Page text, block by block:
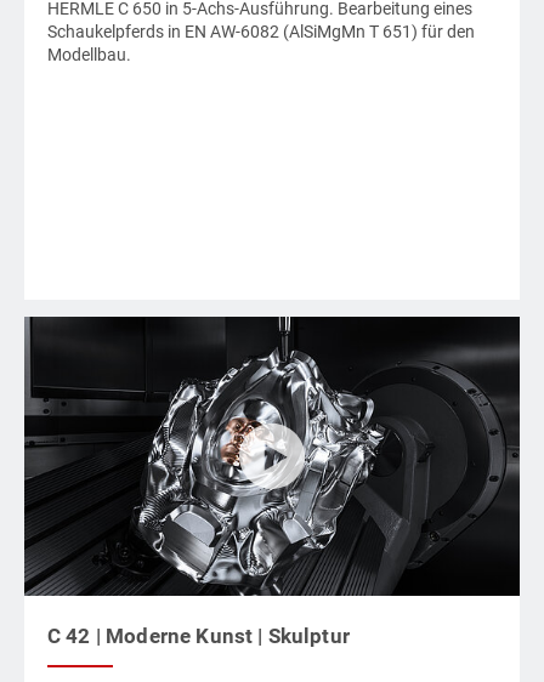
HERMLE C 650 in 5-Achs-Ausführung. Bearbeitung eines
Schaukelpferds in EN AW-6082 (AlSiMgMn T 651) für den
Modellbau.
C 42 | Moderne Kunst | Skulptur